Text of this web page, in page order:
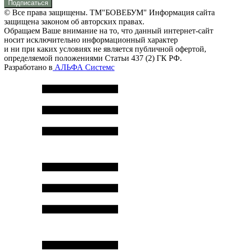
Подписаться
© Все права защищены. ТМ"БОВЕБУМ" Информация сайта
защищена законом об авторских правах.
Обращаем Ваше внимание на то, что данный интернет-сайт
носит исключительно информационный характер
и ни при каких условиях не является публичной офертой,
определяемой положениями Статьи 437 (2) ГК РФ.
Разработано в АЛЬФА Системс